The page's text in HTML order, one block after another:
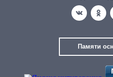
Памяти